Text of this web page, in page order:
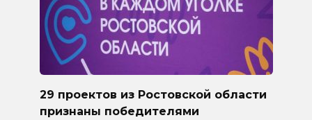
29 проектов из Ростовской области
признаны победителями